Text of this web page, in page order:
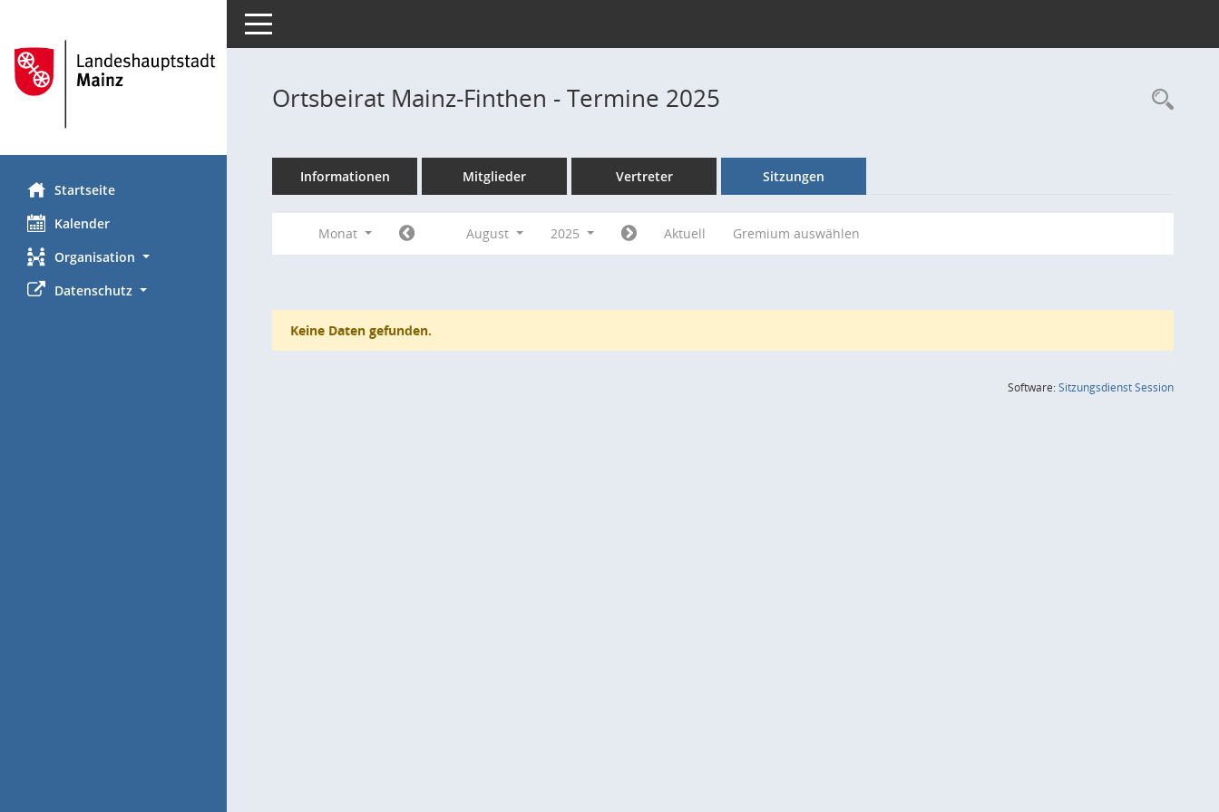
Startseite
Kalender
Organisation
Datenschutz
Toggle navigation
Ortsbeirat Mainz-Finthen - Termine 2025
Informationen Mitglieder Vertreter Sitzungen
Monat August 2025 Aktuell Gremium auswählen
Keine Daten gefunden.
Software:SitzungsdienstSession(Wird in